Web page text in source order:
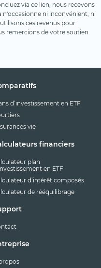
via ce lien, nous recevons
ni inconvénient, ni
ces revenus pour
remercions de votre soutien.
d’investissement en ETF
vie
financiers
plan
en ETF
d’intérêt composés
de rééquilibrage